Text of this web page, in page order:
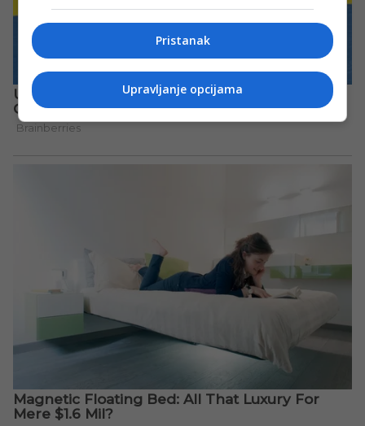
Pristanak
Upravljanje opcijama